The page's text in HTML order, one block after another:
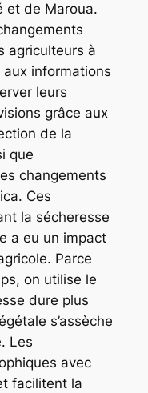
et de Maroua.
agriculteurs à
aux informations
leurs
grâce aux
de la
que
changements
Ces
la sécheresse
a eu un impact
Parce
on utilise le
dure plus
s’assèche
Les
avec
facilitent la